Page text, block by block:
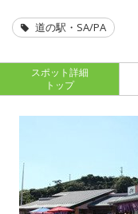
道の駅・SA/PA
スポット詳細
トップ